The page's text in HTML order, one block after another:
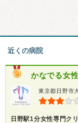
近くの病院
かなでる女
東京都日野市
日野駅1分女性専門ク